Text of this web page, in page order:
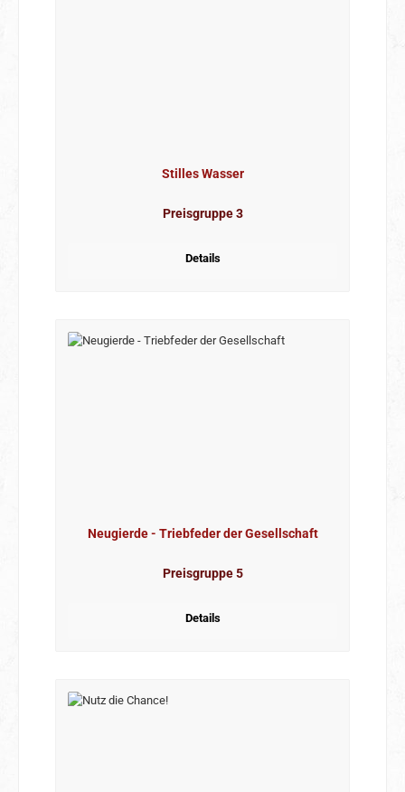
Stilles Wasser
Preisgruppe 3
Details
Neugierde - Triebfeder der Gesellschaft
Preisgruppe 5
Details